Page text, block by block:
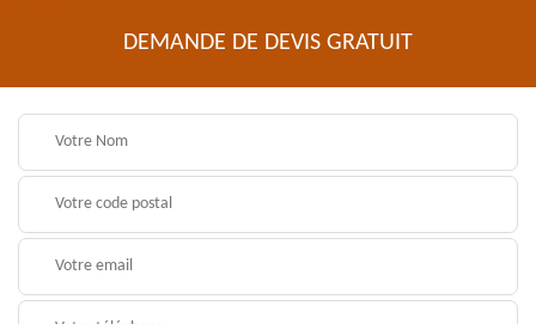
DEMANDE DE DEVIS GRATUIT